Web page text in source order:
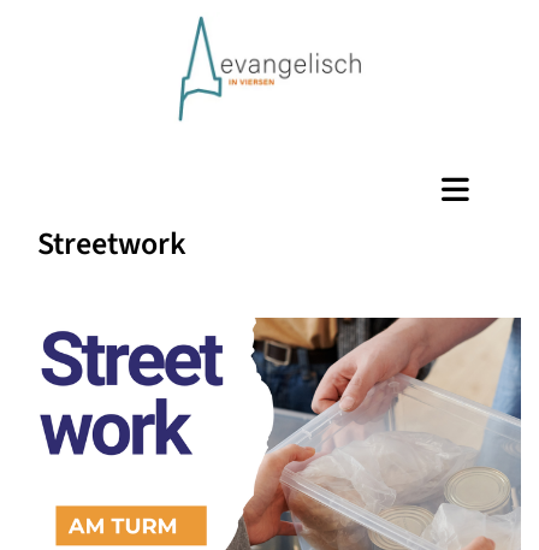
Streetwork